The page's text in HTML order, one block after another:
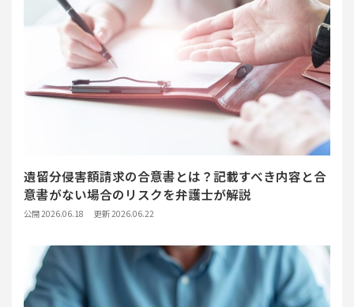
遺留分侵害額請求の合意書とは？記載すべき内容と合
意書がない場合のリスクを弁護士が解説
公開 2026.06.18 更新 2026.06.22